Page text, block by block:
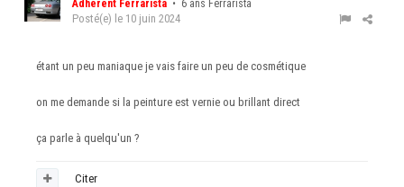
Adhérent Ferrarista • 6 ans Ferrarista
Posté(e) le 10 juin 2024
étant un peu maniaque je vais faire un peu de cosmétique
on me demande si la peinture est vernie ou brillant direct
ça parle à quelqu'un ?
Citer